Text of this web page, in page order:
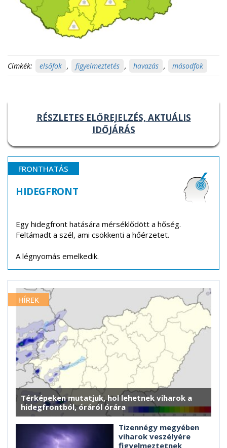
Címkék: elsőfok , figyelmeztetés , havazás , másodfok
RÉSZLETES ELŐREJELZÉS, AKTUÁLIS
IDŐJÁRÁS
FRONTHATÁS
HIDEGFRONT
Egy hidegfront hatására mérséklődött a hőség.
Feltámadt a szél, ami csökkenti a hőérzetet.
A légnyomás emelkedik.
HÍREK
Térképeken mutatjuk, hol lehetnek viharok a
hidegfrontból, óráról órára
Tizennégy megyében
viharok veszélyére
figyelmeztetnek